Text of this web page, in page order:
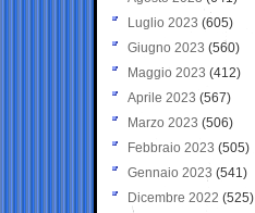
Luglio 2023 (605)
Giugno 2023 (560)
Maggio 2023 (412)
Aprile 2023 (567)
Marzo 2023 (506)
Febbraio 2023 (505)
Gennaio 2023 (541)
Dicembre 2022 (525)